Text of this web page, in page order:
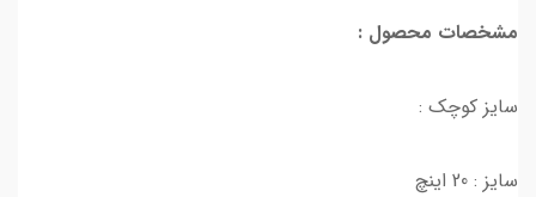
مشخصات محصول :
سایز کوچک :
سایز : 20 اینچ